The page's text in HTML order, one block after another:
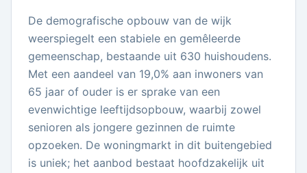
De demografische opbouw van de wijk
weerspiegelt een stabiele en gemêleerde
gemeenschap, bestaande uit 630 huishoudens.
Met een aandeel van 19,0% aan inwoners van
65 jaar of ouder is er sprake van een
evenwichtige leeftijdsopbouw, waarbij zowel
senioren als jongere gezinnen de ruimte
opzoeken. De woningmarkt in dit buitengebied
is uniek; het aanbod bestaat hoofdzakelijk uit